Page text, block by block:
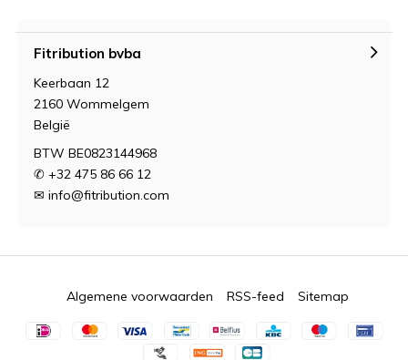
Fitribution bvba
Keerbaan 12
2160 Wommelgem
België
BTW BE0823144968
✆ +32 475 86 66 12
✉ info@fitribution.com
Algemene voorwaarden RSS-feed Sitemap